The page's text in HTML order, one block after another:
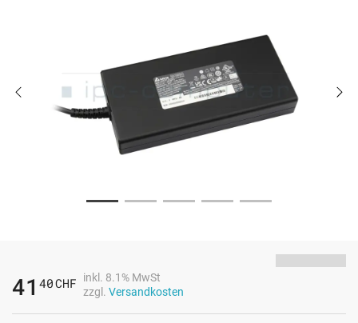
41 40CHF
inkl. 8.1% MwSt
zzgl. Versandkosten